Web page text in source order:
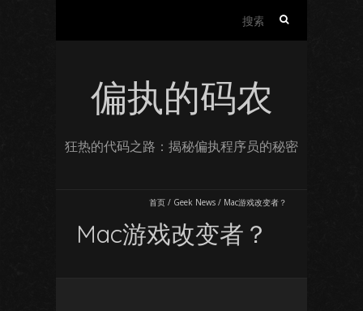
偏执的码农
狂热的代码之路：揭秘偏执程序员的秘密
首页 / Geek News / Mac游戏改变者？
Mac游戏改变者？